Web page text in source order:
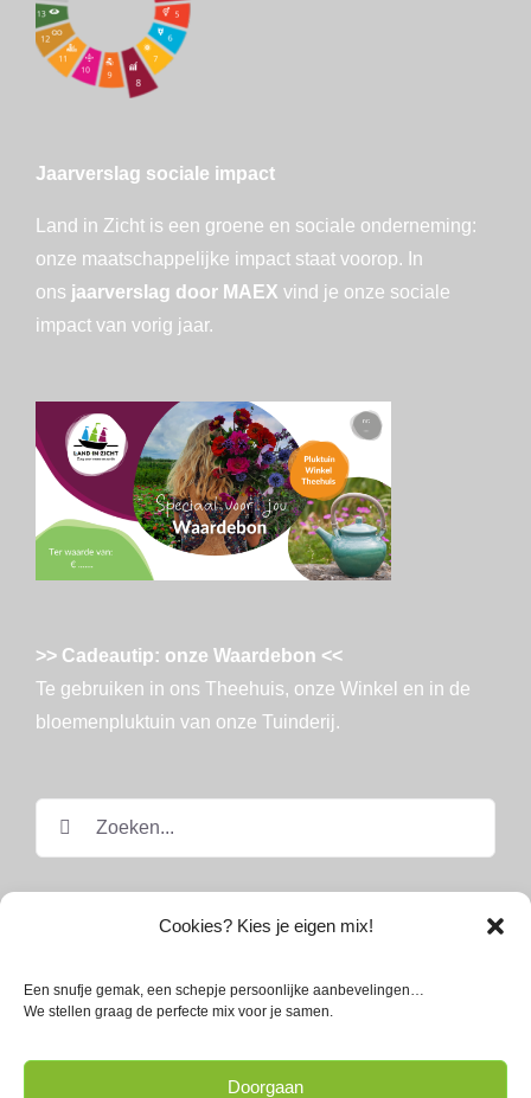
Cookies? Kies je eigen mix!
Een snufje gemak, een schepje persoonlijke aanbevelingen…
We stellen graag de perfecte mix voor je samen.
Doorgaan
Jaarverslag sociale impact
Land in Zicht is een groene en sociale onderneming:
onze maatschappelijke impact staat voorop. In
ons jaarverslag door MAEX vind je onze sociale
impact van vorig jaar.
>> Cadeautip: onze Waardebon <<
Te gebruiken in ons Theehuis, onze Winkel en in de
bloemenpluktuin van onze Tuinderij.